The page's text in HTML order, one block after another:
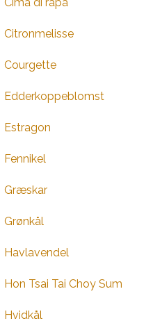
Citronmelisse
Courgette
Edderkoppeblomst
Estragon
Fennikel
Græskar
Grønkål
Havlavendel
Hon Tsai Tai Choy Sum
Hvidkål